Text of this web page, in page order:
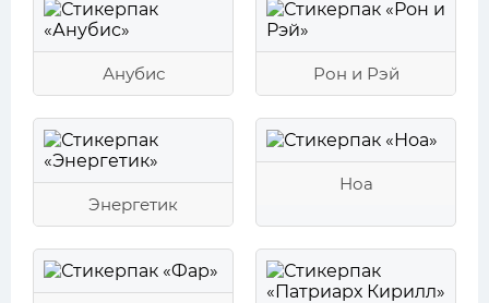
Анубис Рон и Рэй
Энергетик
Ноа